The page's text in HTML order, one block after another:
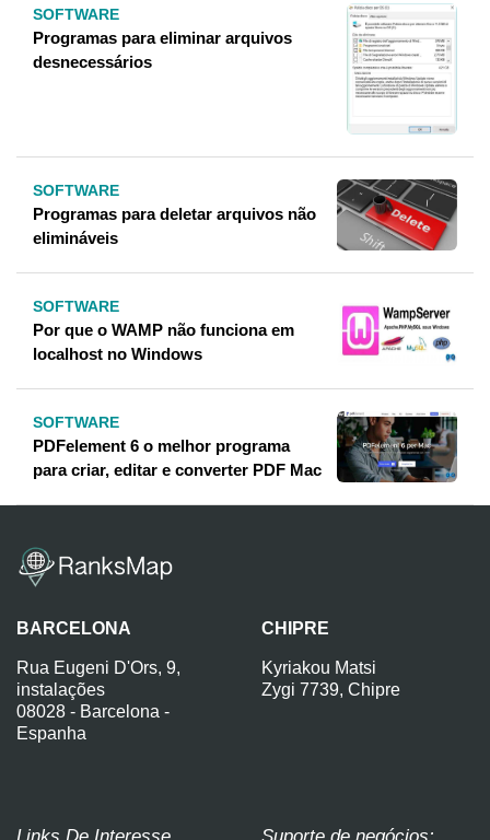
SOFTWARE
Programas para eliminar arquivos
desnecessários
SOFTWARE
Programas para deletar arquivos não
elimináveis
SOFTWARE
Por que o WAMP não funciona em
localhost no Windows
SOFTWARE
PDFelement 6 o melhor programa
para criar, editar e converter PDF Mac
BARCELONA
Rua Eugeni D'Ors, 9,
instalações
08028 - Barcelona -
Espanha
CHIPRE
Kyriakou Matsi
Zygi 7739, Chipre